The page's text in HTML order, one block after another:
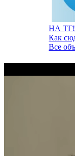
НА ТГ!
Как
Все